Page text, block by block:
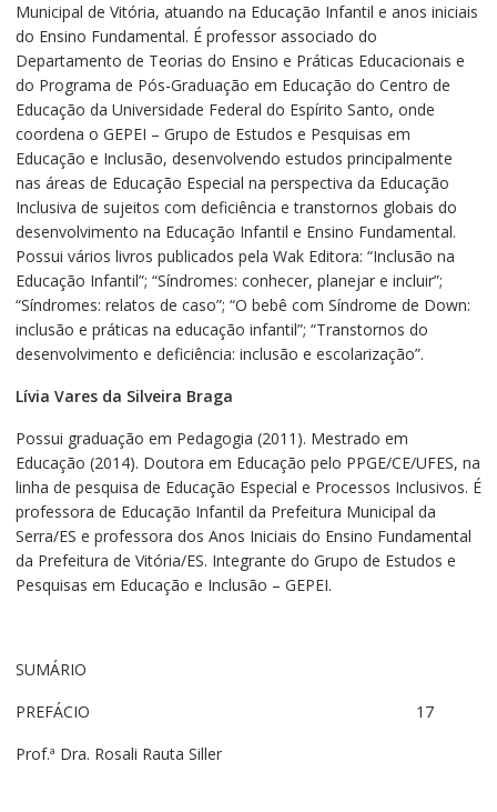
Municipal de Vitória, atuando na Educação Infantil e anos iniciais
do Ensino Fundamental. É professor associado do
Departamento de Teorias do Ensino e Práticas Educacionais e
do Programa de Pós-Graduação em Educação do Centro de
Educação da Universidade Federal do Espírito Santo, onde
coordena o GEPEI – Grupo de Estudos e Pesquisas em
Educação e Inclusão, desenvolvendo estudos principalmente
nas áreas de Educação Especial na perspectiva da Educação
Inclusiva de sujeitos com deficiência e transtornos globais do
desenvolvimento na Educação Infantil e Ensino Fundamental.
Possui vários livros publicados pela Wak Editora: “Inclusão na
Educação Infantil”; “Síndromes: conhecer, planejar e incluir”;
“Síndromes: relatos de caso”; “O bebê com Síndrome de Down:
inclusão e práticas na educação infantil”; “Transtornos do
desenvolvimento e deficiência: inclusão e escolarização”.
Lívia Vares da Silveira Braga
Possui graduação em Pedagogia (2011). Mestrado em
Educação (2014). Doutora em Educação pelo PPGE/CE/UFES, na
linha de pesquisa de Educação Especial e Processos Inclusivos. É
professora de Educação Infantil da Prefeitura Municipal da
Serra/ES e professora dos Anos Iniciais do Ensino Fundamental
da Prefeitura de Vitória/ES. Integrante do Grupo de Estudos e
Pesquisas em Educação e Inclusão – GEPEI.
SUMÁRIO
PREFÁCIO 17
Prof.ª Dra. Rosali Rauta Siller